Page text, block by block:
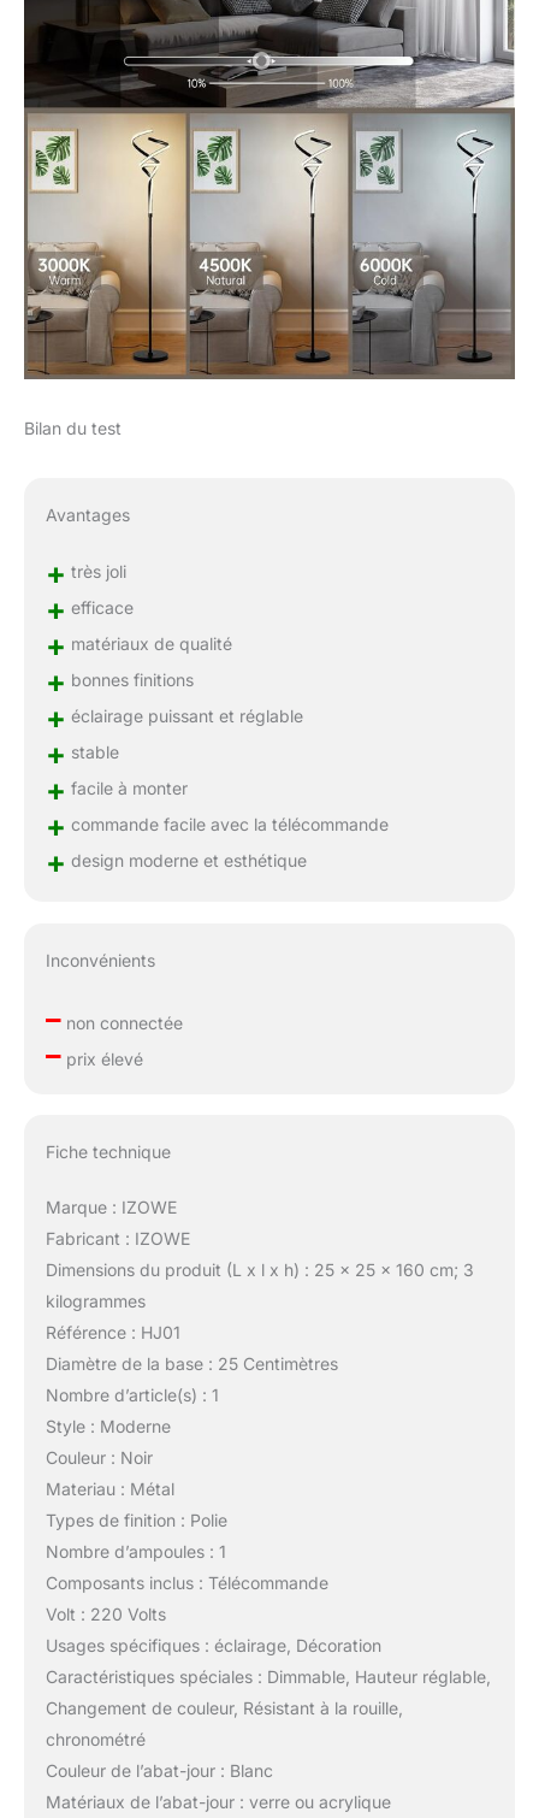
susceptible de basculer,
augmentant ainsi la
sécurité. En suivant le
guide d'installation, vous
pouvez facilement et
rapidement installer la
lampe autoportante pour le
salon, et le manuel
d'instructions décrit
également en détail
l'utilisation et le
fonctionnement de la
télécommande.
Bilan du test
Avantages
+ très joli
+ efficace
+ matériaux de qualité
+ bonnes finitions
+ éclairage puissant et réglable
+ stable
+ facile à monter
+ commande facile avec la télécommande
+ design moderne et esthétique
Inconvénients
–non connectée
–prix élevé
Fiche technique
Marque : IZOWE
Fabricant : IZOWE
Dimensions du produit (L x l x h) : 25 x 25 x 160 cm; 3
kilogrammes
Référence : HJ01
Diamètre de la base : 25 Centimètres
Nombre d’article(s) : 1
Style : Moderne
Couleur : Noir
Materiau : Métal
Types de finition : Polie
Nombre d’ampoules : 1
Composants inclus : Télécommande
Volt : 220 Volts
Usages spécifiques : éclairage, Décoration
Caractéristiques spéciales : Dimmable, Hauteur réglable,
Changement de couleur, Résistant à la rouille,
chronométré
Couleur de l’abat-jour : Blanc
Matériaux de l’abat-jour : verre ou acrylique